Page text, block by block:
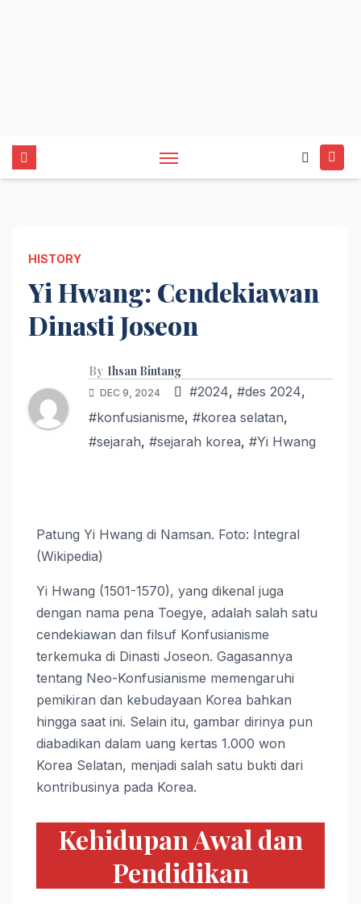
HISTORY
Yi Hwang: Cendekiawan
Dinasti Joseon
By Ihsan Bintang
DEC 9, 2024 #2024, #des 2024,
#konfusianisme, #korea selatan,
#sejarah, #sejarah korea, #Yi Hwang
Patung Yi Hwang di Namsan. Foto: Integral
(Wikipedia)
Yi Hwang (1501-1570), yang dikenal juga
dengan nama pena Toegye, adalah salah satu
cendekiawan dan filsuf Konfusianisme
terkemuka di Dinasti Joseon. Gagasannya
tentang Neo-Konfusianisme memengaruhi
pemikiran dan kebudayaan Korea bahkan
hingga saat ini. Selain itu, gambar dirinya pun
diabadikan dalam uang kertas 1.000 won
Korea Selatan, menjadi salah satu bukti dari
kontribusinya pada Korea.
Kehidupan Awal dan
Pendidikan